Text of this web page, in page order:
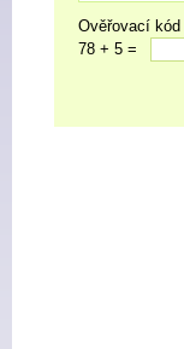
Ověřovací kód
78 + 5 =